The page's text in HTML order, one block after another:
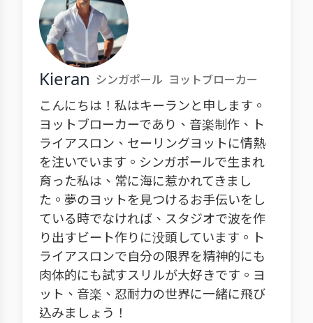
Kieran シンガポール ヨットブローカー
こんにちは！私はキーランと申します。
ヨットブローカーであり、音楽制作、ト
ライアスロン、セーリングヨットに情熱
を注いでいます。シンガポールで生まれ
育った私は、常に海に惹かれてきまし
た。夢のヨットを見つけるお手伝いをし
ている時でなければ、スタジオで波を作
り出すビート作りに没頭しています。ト
ライアスロンで自分の限界を精神的にも
肉体的にも試すスリルが大好きです。ヨ
ット、音楽、忍耐力の世界に一緒に飛び
込みましょう！